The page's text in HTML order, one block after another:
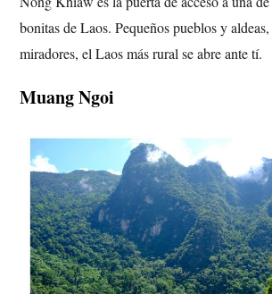
bonitas de Laos. Pequeños pueblos y
miradores, el Laos más rural se abre ante tí.
Muang Ngoi